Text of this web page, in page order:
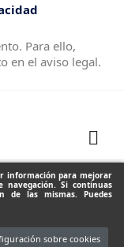
información para mejorar
Si continuas
de las mismas. Puedes
sobre cookies
Para ello,
en el aviso legal.

